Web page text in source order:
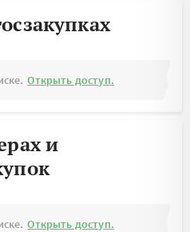
Открыть доступ.
и
Открыть доступ.